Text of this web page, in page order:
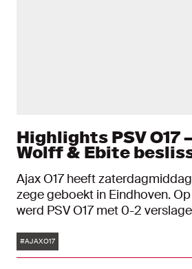
Highlights PSV O17
Wolff & Ebite
Ajax O17 heeft
zege geboekt in Eindhoven.
werd PSV O17 met 0-2
Tags
#AJAXO17